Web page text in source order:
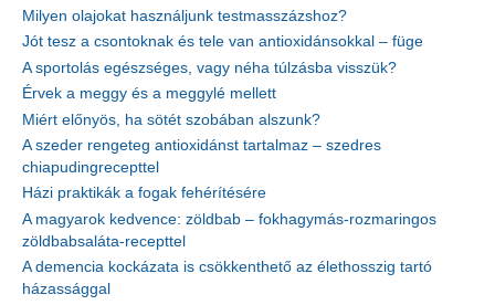
Milyen olajokat használjunk testmasszázshoz?
Jót tesz a csontoknak és tele van antioxidánsokkal – füge
A sportolás egészséges, vagy néha túlzásba visszük?
Érvek a meggy és a meggylé mellett
Miért előnyös, ha sötét szobában alszunk?
A szeder rengeteg antioxidánst tartalmaz – szedres
chiapudingrecepttel
Házi praktikák a fogak fehérítésére
A magyarok kedvence: zöldbab – fokhagymás-rozmaringos
zöldbabsaláta-recepttel
A demencia kockázata is csökkenthető az élethosszig tartó
házassággal